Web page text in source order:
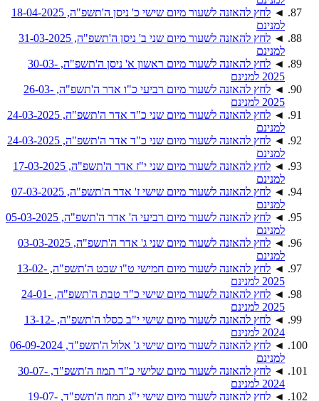
◄
לחץ להאזנה לשעור מיום שישי כ' ניסן ה'תשפ"ה, 18-04-2025
למנינם
◄
לחץ להאזנה לשעור מיום שני ב' ניסן ה'תשפ"ה, 31-03-2025
למנינם
◄
לחץ להאזנה לשעור מיום ראשון א' ניסן ה'תשפ"ה, 30-03-
2025 למנינם
◄
לחץ להאזנה לשעור מיום רביעי כ"ו אדר ה'תשפ"ה, 26-03-
2025 למנינם
◄
לחץ להאזנה לשעור מיום שני כ"ד אדר ה'תשפ"ה, 24-03-2025
למנינם
◄
לחץ להאזנה לשעור מיום שני כ"ד אדר ה'תשפ"ה, 24-03-2025
למנינם
◄
לחץ להאזנה לשעור מיום שני י"ז אדר ה'תשפ"ה, 17-03-2025
למנינם
◄
לחץ להאזנה לשעור מיום שישי ז' אדר ה'תשפ"ה, 07-03-2025
למנינם
◄
לחץ להאזנה לשעור מיום רביעי ה' אדר ה'תשפ"ה, 05-03-2025
למנינם
◄
לחץ להאזנה לשעור מיום שני ג' אדר ה'תשפ"ה, 03-03-2025
למנינם
◄
לחץ להאזנה לשעור מיום חמישי ט"ו שבט ה'תשפ"ה, 13-02-
2025 למנינם
◄
לחץ להאזנה לשעור מיום שישי כ"ד טבת ה'תשפ"ה, 24-01-
2025 למנינם
◄
לחץ להאזנה לשעור מיום שישי י"ב כסלו ה'תשפ"ה, 13-12-
2024 למנינם
◄
לחץ להאזנה לשעור מיום שישי ג' אלול ה'תשפ"ד, 06-09-2024
למנינם
◄
לחץ להאזנה לשעור מיום שלישי כ"ד תמוז ה'תשפ"ד, 30-07-
2024 למנינם
◄
לחץ להאזנה לשעור מיום שישי י"ג תמוז ה'תשפ"ד, 19-07-